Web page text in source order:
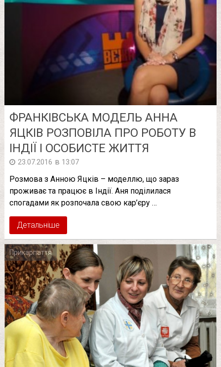
ФРАНКІВСЬКА МОДЕЛЬ АННА
ЯЦКІВ РОЗПОВІЛА ПРО РОБОТУ В
ІНДІЇ І ОСОБИСТЕ ЖИТТЯ
23.07.2016 в 13:07
Розмова з Анною Яцків – моделлю, що зараз
проживає та працює в Індії. Аня поділилася
спогадами як розпочала свою кар’єру …
Детальніше
Прикарпаття